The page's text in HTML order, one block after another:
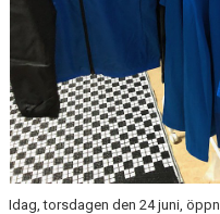
SPONSORER
DOMARE, MATCHER.
AVGIFTER
FÖRENINGSSHOP
Idag, torsdagen den 24 juni,